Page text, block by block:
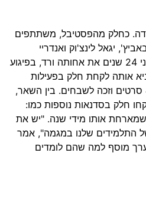
כחלק מהפסטיבל, משתתפים
יגאל לינצ'וק ואנדריי
סאדובסקי. השלושה, בוגרי מחזור נ"ה שמשרתים כיום בצבא, הפיקו סרט דוקומנטרי קצר המביא את סיפורה של סיוון ג'ינו שאיבדה לפני 24 שנים את אחותה ורד, בפיגוע
אותה לקחת חלק בפעילות
חברתית רבה ומגוונת, כשהשיא שלה הוא: הקמת תנועת נוער עירונית לציור גראפיטי. כאמור, הסרט לקח חלק בתחרות יחד עם עוד 43 סרטים וזכה לשבחים. בין השאר,
חלק בסדנאות נוספות כמו:
אותו מידי שנה. "יש את
התלמידים שלנו במגמה", אמר
מוסף למה שהם לומדים